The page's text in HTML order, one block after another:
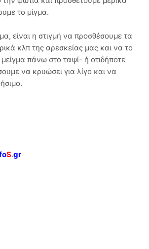
το μίγμα.
είναι η στιγμή να προσθέσουμε τα
κλπ της αρεσκείας μας και να το
πάνω στο ταψί- ή οτιδήποτε
να κρυώσει για λίγο και να
S.gr